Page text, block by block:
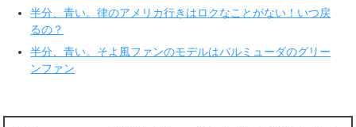
ま
す
)
い
ウ
ド
ウ
)
半分、青い。律のアメリカ行きはロクなことがない！いつ戻
るの？
半分、青い。そよ風ファンのモデルはバルミューダのグリー
ンファン